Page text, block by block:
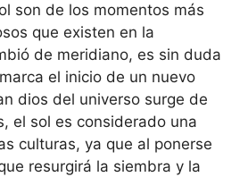
son de los momentos más
que existen en la
de meridiano, es sin duda
el inicio de un nuevo
dios del universo surge de
el sol es considerado una
culturas, ya que al ponerse
resurgirá la siembra y la